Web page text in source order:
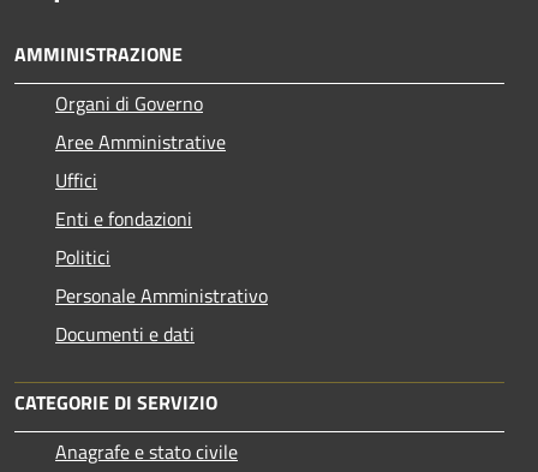
AMMINISTRAZIONE
Organi di Governo
Aree Amministrative
Uffici
Enti e fondazioni
Politici
Personale Amministrativo
Documenti e dati
CATEGORIE DI SERVIZIO
Anagrafe e stato civile